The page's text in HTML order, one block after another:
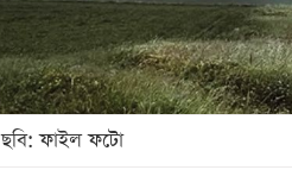
ছবি: ফাইল ফটো